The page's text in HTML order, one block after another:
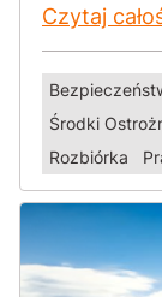
Czytaj
Środki
Rozbiórka